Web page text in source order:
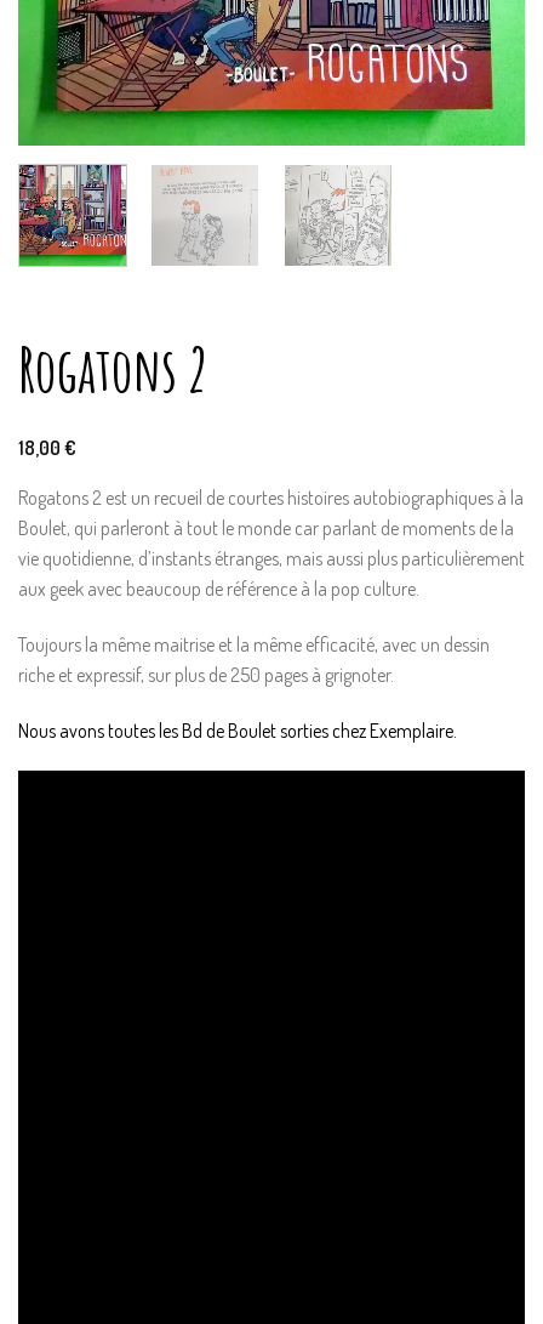
Rogatons 2
18,00 €
Rogatons 2 est un recueil de courtes histoires autobiographiques à la
Boulet, qui parleront à tout le monde car parlant de moments de la
vie quotidienne, d’instants étranges, mais aussi plus particulièrement
aux geek avec beaucoup de référence à la pop culture.
Toujours la même maitrise et la même efficacité, avec un dessin
riche et expressif, sur plus de 250 pages à grignoter.
Nous avons toutes les Bd de Boulet sorties chez Exemplaire.